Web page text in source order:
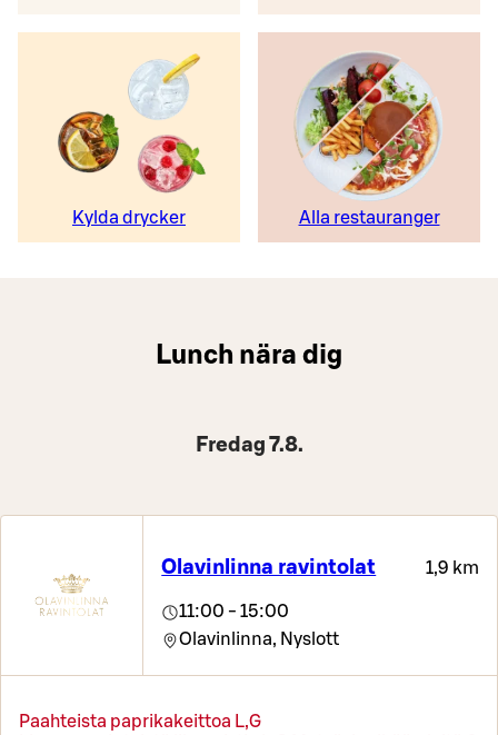
Kylda drycker Alla restauranger
Lunch nära dig
Fredag 7.8.
Olavinlinna ravintolat 1,9 km
11:00 - 15:00
Olavinlinna, Nyslott
Paahteista paprikakeittoa L,G